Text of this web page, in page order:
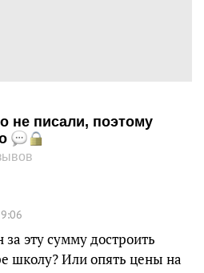
не писали, поэтому
за эту сумму достроить
школу? Или опять цены на